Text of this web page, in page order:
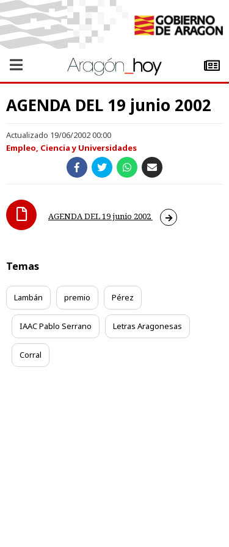
AGENDA DEL 19 junio 2002
Actualizado 19/06/2002 00:00
Empleo, Ciencia y Universidades
AGENDA DEL 19 junio 2002
Temas
Lambán premio Pérez
IAAC Pablo Serrano Letras Aragonesas
Corral